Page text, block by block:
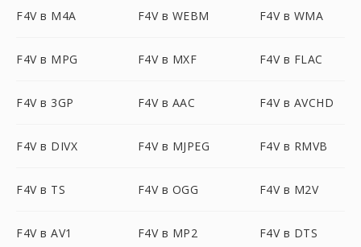
F4V в M4A F4V в WEBM F4V в WMA
F4V в MPG F4V в MXF F4V в FLAC
F4V в 3GP F4V в AAC F4V в AVCHD
F4V в DIVX F4V в MJPEG F4V в RMVB
F4V в TS F4V в OGG F4V в M2V
F4V в AV1 F4V в MP2 F4V в DTS